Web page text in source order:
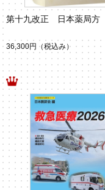
第十九改正 日本薬局方
36,300円 （税込み）